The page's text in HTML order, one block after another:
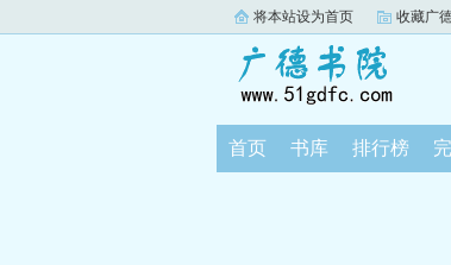
将本站设为首页 收藏广
首页 书库 排行榜